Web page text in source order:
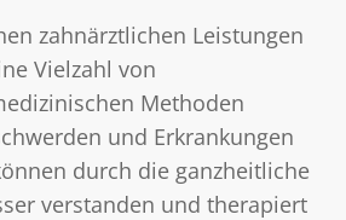
zahnärztlichen Leistungen
Vielzahl von
Methoden
und Erkrankungen
durch die ganzheitliche
verstanden und therapiert